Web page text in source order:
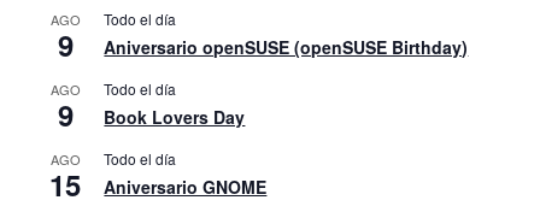
AGO
9
Todo el día
Aniversario openSUSE (openSUSE Birthday)
AGO
9
Todo el día
Book Lovers Day
AGO
15
Todo el día
Aniversario GNOME